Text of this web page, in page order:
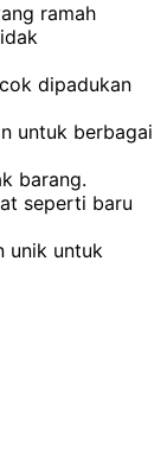
ramah
dipadukan
untuk berbagai
barang.
seperti baru
unik untuk